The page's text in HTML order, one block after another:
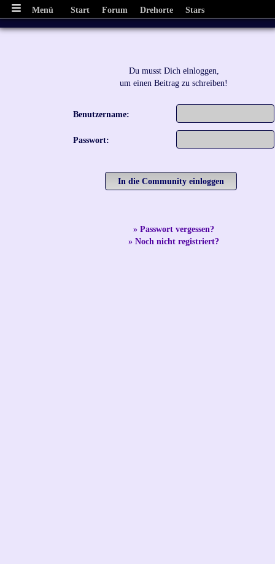
Menü Start Forum Drehorte Stars
Du musst Dich einloggen,
um einen Beitrag zu schreiben!
Benutzername:
Passwort:
» Passwort vergessen?
» Noch nicht registriert?